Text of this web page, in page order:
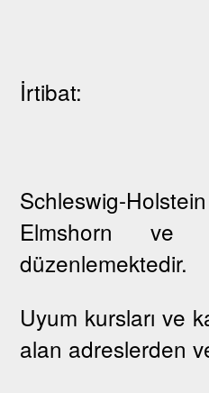
İrtibat:
Schleswig-
Elmshorn ve
düzenlemektedir.
Uyum kursları ve
alan adreslerden